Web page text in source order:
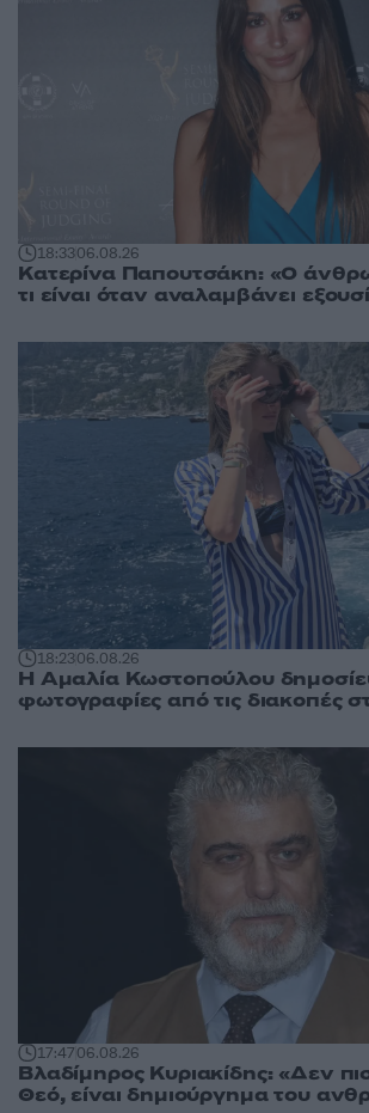
18:3306.08.26
Κατερίνα Παπουτσάκη: «Ο
τι είναι όταν αναλαμβάνει
18:2306.08.26
Η Αμαλία Κωστοπούλου
φωτογραφίες από τις διακοπές
17:4706.08.26
Βλαδίμηρος Κυριακίδης: «Δεν
Θεό, είναι δημιούργημα του